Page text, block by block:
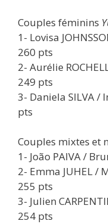
Couples féminins
1- Lovisa
260 pts
2- Aurélie
249 pts
3- Daniela SILVA /
pts
Couples mixtes et
1- João PAIVA /
2- Emma JUHEL /
255 pts
3- Julien
254 pts